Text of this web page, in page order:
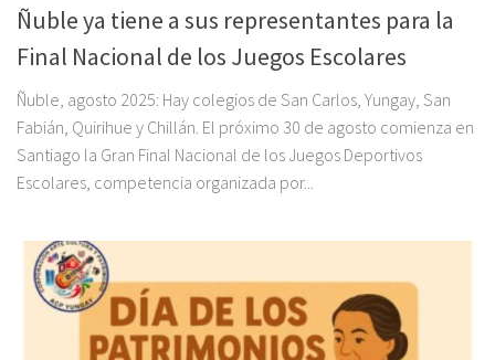
Ñuble ya tiene a sus representantes para la
Final Nacional de los Juegos Escolares
Ñuble, agosto 2025: Hay colegios de San Carlos, Yungay, San
Fabián, Quirihue y Chillán. El próximo 30 de agosto comienza en
Santiago la Gran Final Nacional de los Juegos Deportivos
Escolares, competencia organizada por...